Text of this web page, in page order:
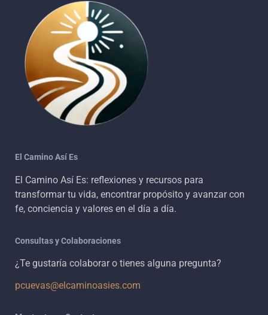
El Camino Así Es
El Camino Así Es: reflexiones y recursos para
transformar tu vida, encontrar propósito y avanzar con
fe, conciencia y valores en el día a día.
Consultas y Colaboraciones
¿Te gustaría colaborar o tienes alguna pregunta?
pcuevas@elcaminoasies.com